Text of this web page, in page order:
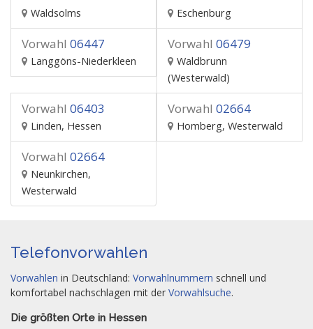
Waldsolms Eschenburg
Vorwahl 06447
Langgöns-Niederkleen
Vorwahl 06479
Waldbrunn
(Westerwald)
Vorwahl 06403
Linden, Hessen
Vorwahl 02664
Homberg, Westerwald
Vorwahl 02664
Neunkirchen,
Westerwald
Telefonvorwahlen
Vorwahlen in Deutschland: Vorwahlnummern schnell und
komfortabel nachschlagen mit der Vorwahlsuche.
Die größten Orte in Hessen